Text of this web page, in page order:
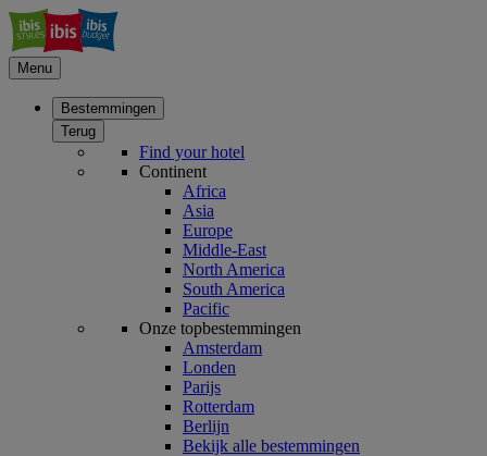
Menu
Bestemmingen
Terug
Find your hotel
Continent
Africa
Asia
Europe
Middle-East
North America
South America
Pacific
Onze topbestemmingen
Amsterdam
Londen
Parijs
Rotterdam
Berlijn
Bekijk alle bestemmingen